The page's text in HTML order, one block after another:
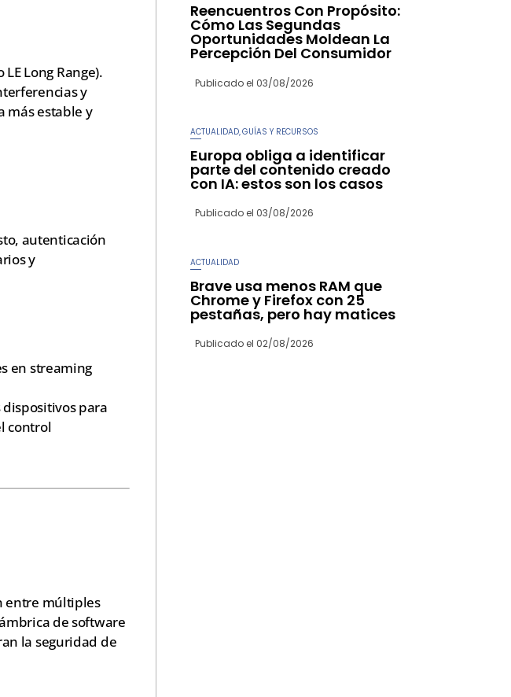
Long Range).
y
más estable y
autenticación
y
en streaming
para
control
entre múltiples
de software
la seguridad de
Reencuentros Con Propósito:
Cómo Las Segundas
Oportunidades Moldean La
Percepción Del Consumidor
Publicado el 03/08/2026
ACTUALIDAD GUÍAS Y RECURSOS
Europa obliga a identificar
parte del contenido creado
con IA: estos son los casos
Publicado el 03/08/2026
ACTUALIDAD
Brave usa menos RAM que
Chrome y Firefox con 25
pestañas, pero hay matices
Publicado el 02/08/2026